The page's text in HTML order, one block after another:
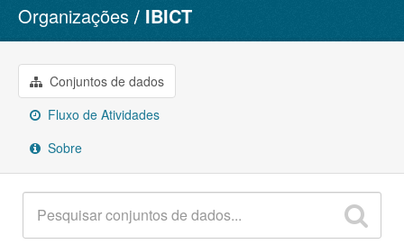
Conjuntos de dados
Organizações
Grupos
Sobre
Organizações IBICT
Conjuntos de dados
Fluxo de Atividades
Sobre